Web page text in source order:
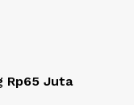
Rp65 Juta